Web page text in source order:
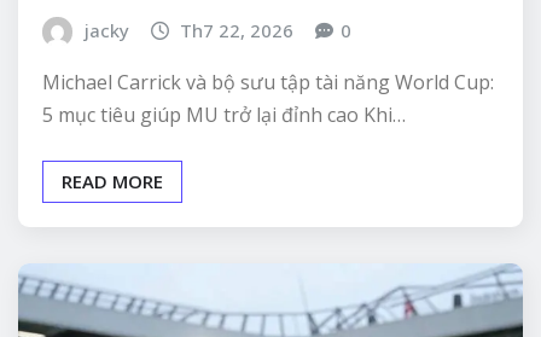
jacky Th7 22, 2026 0
Michael Carrick và bộ sưu tập tài năng World Cup:
5 mục tiêu giúp MU trở lại đỉnh cao Khi…
READ MORE